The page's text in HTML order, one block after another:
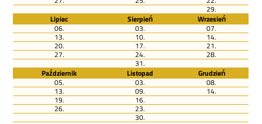
29.
Lipiec
Sierpień
Wrzesień
06.
03. 07.
13. 10. 14.
20. 17. 21.
27. 24. 28.
31.
Październik
Listopad
Grudzień
05.
03. 08.
13. 09. 14.
19. 16.
26. 23.
30.